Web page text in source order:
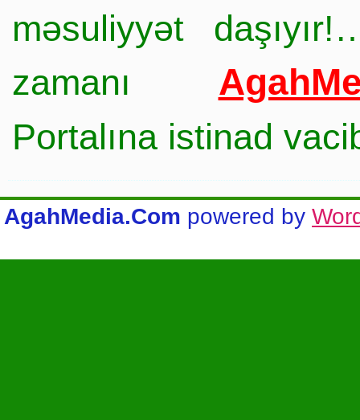
məsuliyyət
zamanı
Portalına istinad
AgahMedia.Com powered by